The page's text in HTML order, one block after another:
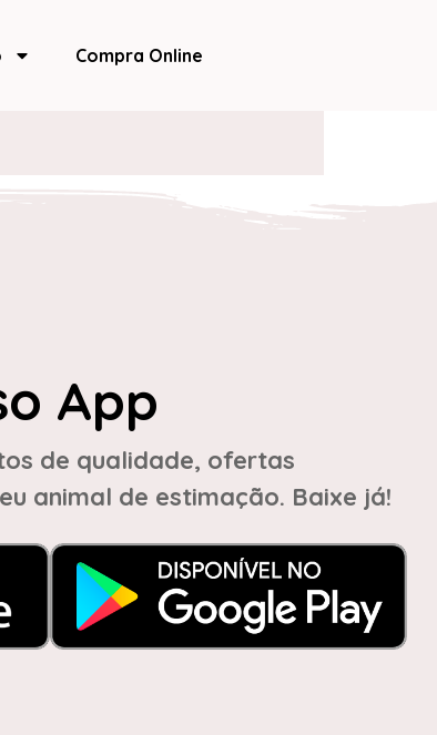
Compra Online
App
de qualidade, ofertas
animal de estimação. Baixe já!